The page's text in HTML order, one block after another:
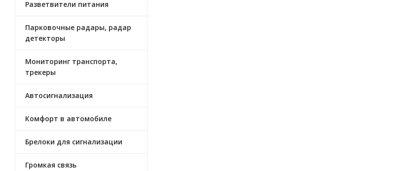
Разветвители питания
Парковочные радары, радар
детекторы
Мониторинг транспорта,
трекеры
Автосигнализация
Комфорт в автомобиле
Брелоки для сигнализации
Громкая связь